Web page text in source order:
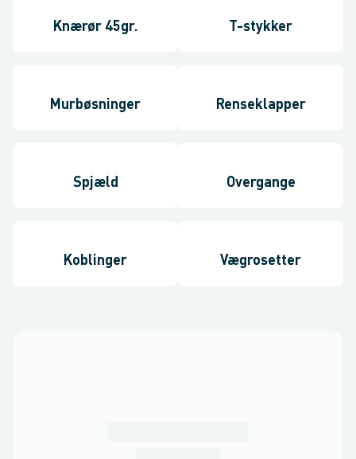
Knærør 45gr. T-stykker
Murbøsninger Renseklapper
Spjæld Overgange
Koblinger Vægrosetter